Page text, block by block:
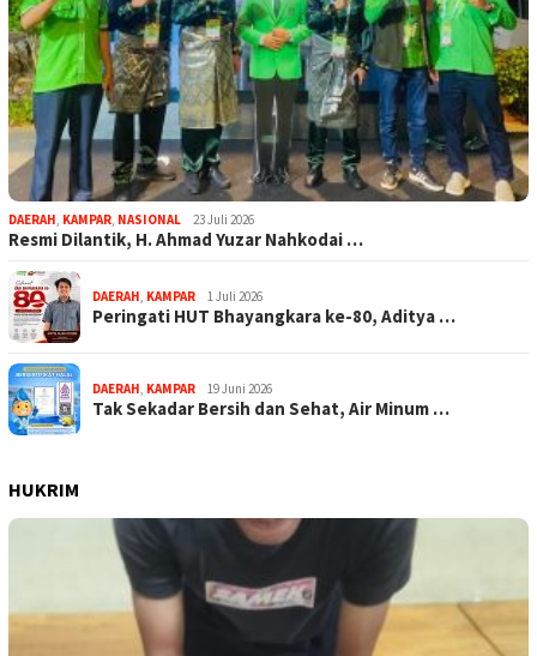
DAERAH, KAMPAR, NASIONAL 23 Juli 2026
Resmi Dilantik, H. Ahmad Yuzar Nahkodai …
DAERAH, KAMPAR 1 Juli 2026
Peringati HUT Bhayangkara ke-80, Aditya …
DAERAH, KAMPAR 19 Juni 2026
Tak Sekadar Bersih dan Sehat, Air Minum …
HUKRIM